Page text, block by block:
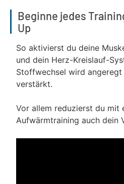
Beginne jedes
Up
So aktivierst du deine
und dein Herz-Kreislauf-
Stoffwechsel wird angeregt
verstärkt.
Vor allem reduzierst du mit
Aufwärmtraining auch dein